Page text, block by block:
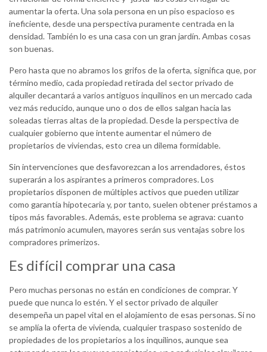
aumentar la oferta. Una sola persona en un piso espacioso es
ineficiente, desde una perspectiva puramente centrada en la
densidad. También lo es una casa con un gran jardín. Ambas cosas
son buenas.
Pero hasta que no abramos los grifos de la oferta, significa que, por
término medio, cada propiedad retirada del sector privado de
alquiler decantará a varios antiguos inquilinos en un mercado cada
vez más reducido, aunque uno o dos de ellos salgan hacia las
soleadas tierras altas de la propiedad. Desde la perspectiva de
cualquier gobierno que intente aumentar el número de
propietarios de viviendas, esto crea un dilema formidable.
Sin intervenciones que desfavorezcan a los arrendadores, éstos
superarán a los aspirantes a primeros compradores. Los
propietarios disponen de múltiples activos que pueden utilizar
como garantía hipotecaria y, por tanto, suelen obtener préstamos a
tipos más favorables. Además, este problema se agrava: cuanto
más patrimonio acumulen, mayores serán sus ventajas sobre los
compradores primerizos.
Es difícil comprar una casa
Pero muchas personas no están en condiciones de comprar. Y
puede que nunca lo estén. Y el sector privado de alquiler
desempeña un papel vital en el alojamiento de esas personas. Si no
se amplía la oferta de vivienda, cualquier traspaso sostenido de
propiedades de los propietarios a los inquilinos, aunque sea